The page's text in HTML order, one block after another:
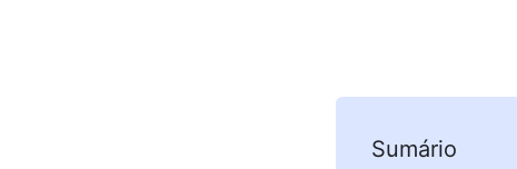
Sumário